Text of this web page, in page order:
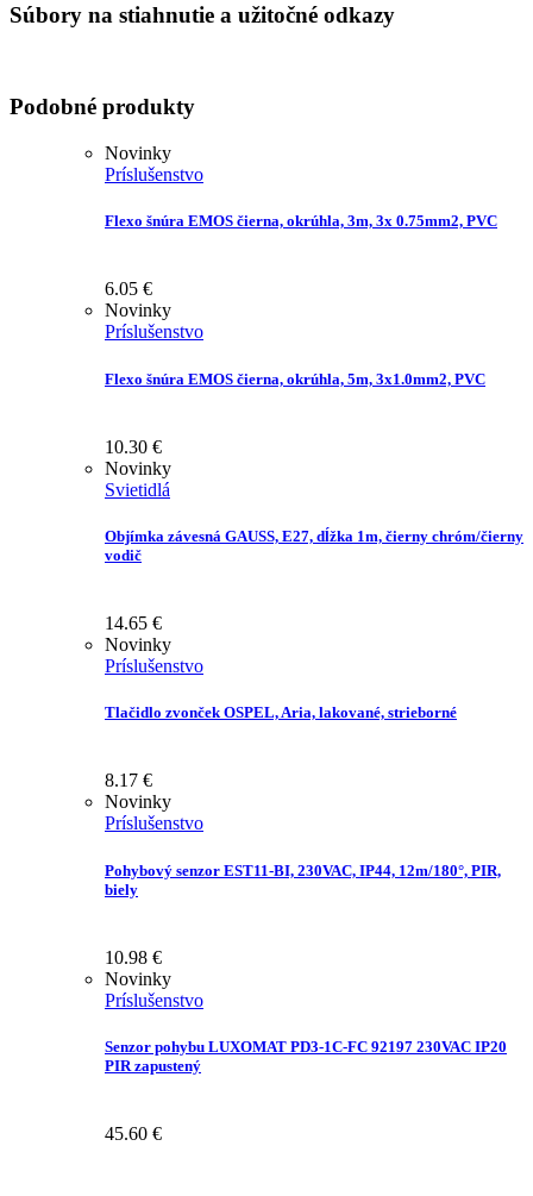
Súbory na stiahnutie a užitočné odkazy
Podobné produkty
Novinky
Príslušenstvo
Flexo šnúra EMOS čierna, okrúhla, 3m, 3x 0.75mm2, PVC
6.05 €
Novinky
Príslušenstvo
Flexo šnúra EMOS čierna, okrúhla, 5m, 3x1.0mm2, PVC
10.30 €
Novinky
Svietidlá
Objímka závesná GAUSS, E27, dĺžka 1m, čierny chróm/čierny
vodič
14.65 €
Novinky
Príslušenstvo
Tlačidlo zvonček OSPEL, Aria, lakované, strieborné
8.17 €
Novinky
Príslušenstvo
Pohybový senzor EST11-BI, 230VAC, IP44, 12m/180°, PIR,
biely
10.98 €
Novinky
Príslušenstvo
Senzor pohybu LUXOMAT PD3-1C-FC 92197 230VAC IP20
PIR zapustený
45.60 €